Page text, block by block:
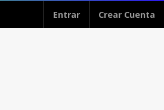
Entrar Crear Cuenta